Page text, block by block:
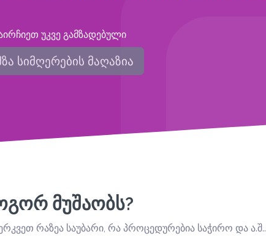
უკვე გამზადებული
სიმღერების მაღაზია
მუშაობს?
რაზეა საუბარი, რა პროცედურებია საჭირო და ა.შ..